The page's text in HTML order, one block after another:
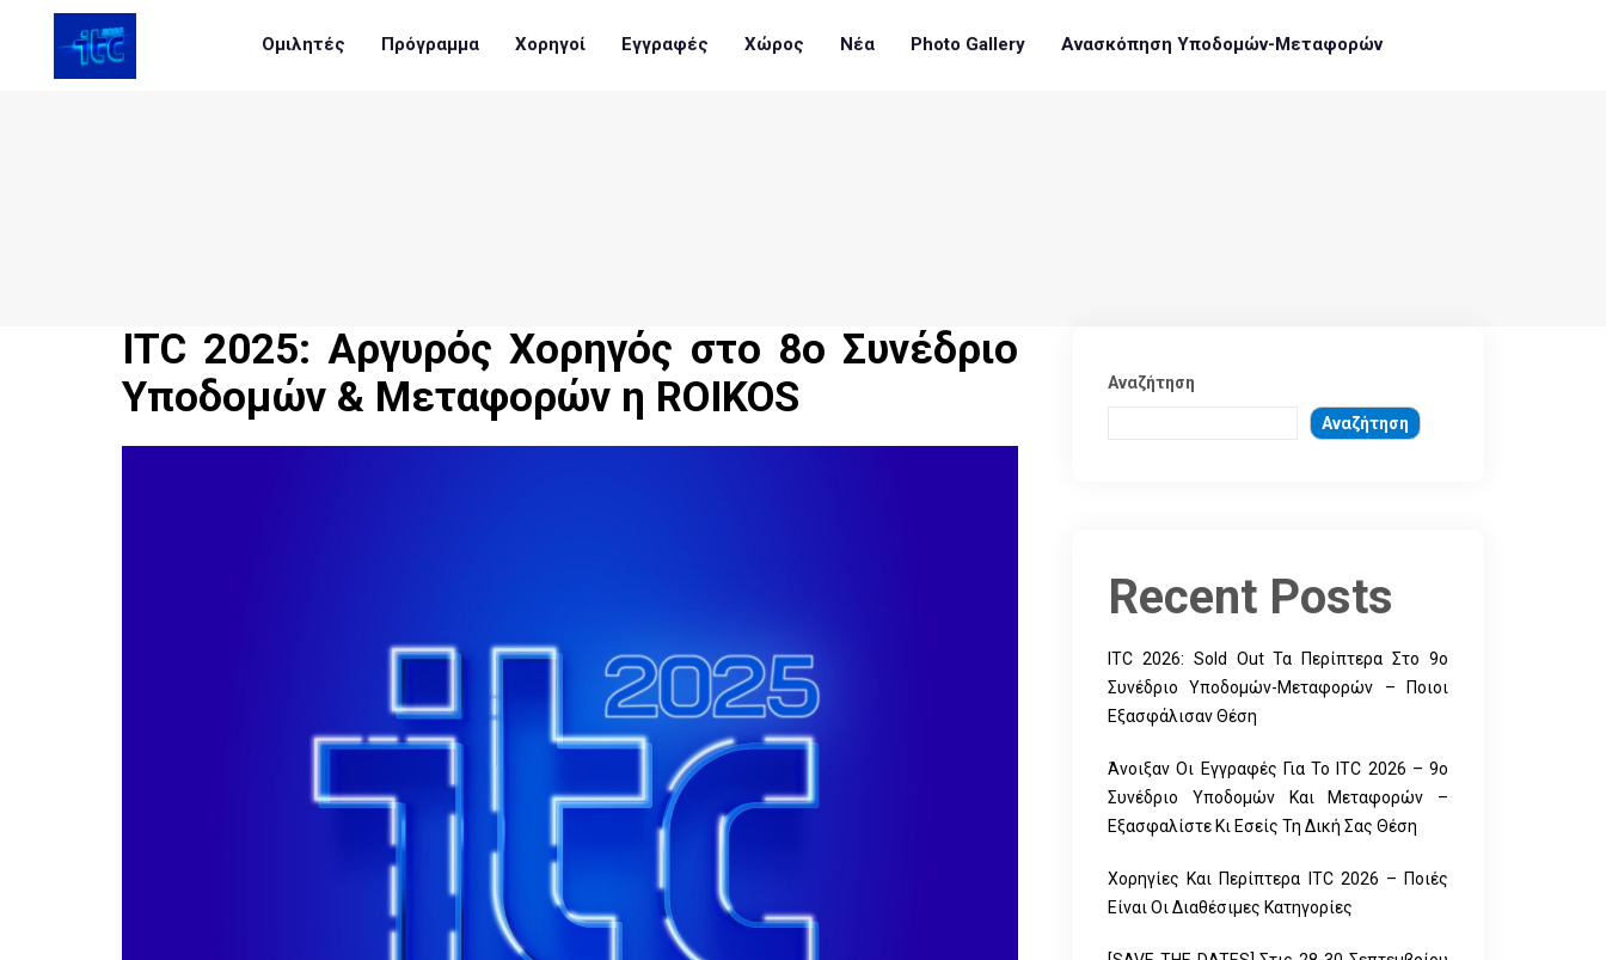
Ομιλητές Πρόγραμμα Χορηγοί Εγγραφές Χώρος Νέα Photo Gallery Ανασκόπηση Υποδομών-Μεταφορών
ITC 2025: Αργυρός Χορηγός στο 8ο Συνέδριο
Υποδομών & Μεταφορών η ROIKOS
Αναζήτηση
Αναζήτηση
Recent Posts
ITC 2026: Sold Out Τα Περίπτερα Στο 9ο
Συνέδριο Υποδομών-Μεταφορών – Ποιοι
Εξασφάλισαν Θέση
Άνοιξαν Οι Εγγραφές Για Το ITC 2026 – 9ο
Συνέδριο Υποδομών Και Μεταφορών –
Εξασφαλίστε Κι Εσείς Τη Δική Σας Θέση
Χορηγίες Και Περίπτερα ITC 2026 – Ποιές
Είναι Οι Διαθέσιμες Κατηγορίες